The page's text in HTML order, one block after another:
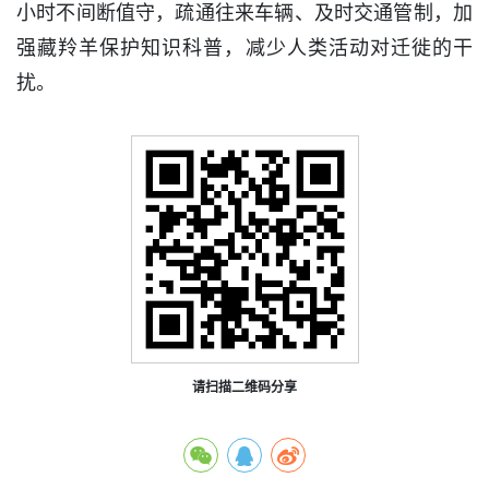
小时不间断值守，疏通往来车辆、及时交通管制，加
强藏羚羊保护知识科普，减少人类活动对迁徙的干
扰。
请扫描二维码分享